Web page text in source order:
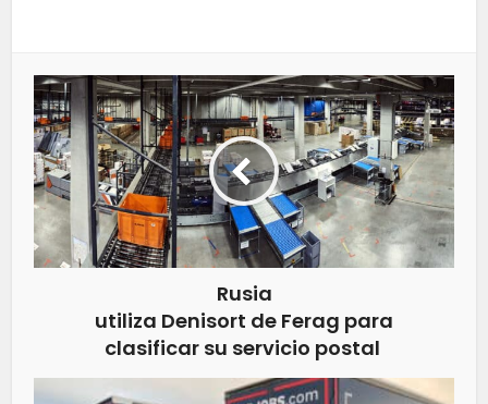
Rusia
utiliza Denisort de Ferag para
clasificar su servicio postal